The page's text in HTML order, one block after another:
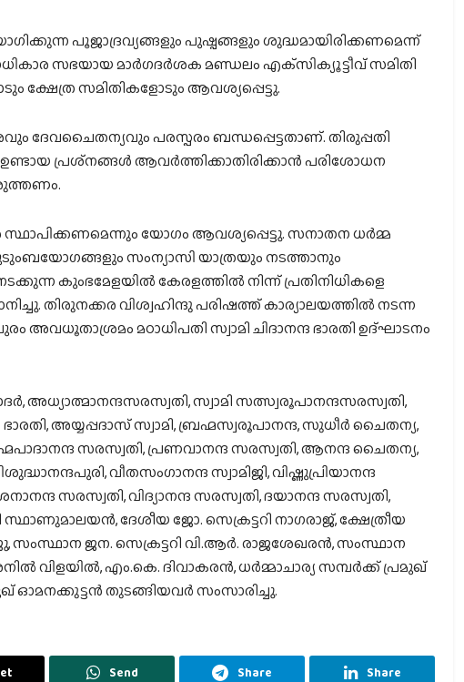
പൂജാദ്രവ്യങ്ങളും പുഷ്പങ്ങളും ശുദ്ധമായിരിക്കണമെന്ന്
സഭയായ മാര്‍ഗദര്‍ശക മണ്ഡലം എക്‌സിക്യൂട്ടീവ് സമിതി
സമിതികളോടും ആവശ്യപ്പെട്ടു.
ദേവചൈതന്യവും പരസ്പരം ബന്ധപ്പെട്ടതാണ്. തിരുപ്പതി
പ്രശ്‌നങ്ങള്‍ ആവര്‍ത്തിക്കാതിരിക്കാന്‍ പരിശോധന
യോഗം ആവശ്യപ്പെട്ടു. സനാതന ധര്‍മ്മ
സംന്യാസി യാത്രയും നടത്താനും
കുംഭമേളയില്‍ കേരളത്തില്‍ നിന്ന് പ്രതിനിധികളെ
തിരുനക്കര വിശ്വഹിന്ദു പരിഷത്ത് കാര്യാലയത്തില്‍ നടന്ന
അവധൂതാശ്രമം മഠാധിപതി സ്വാമി ചിദാനന്ദ ഭാരതി ഉദ്ഘാടനം
അധ്യാത്മാനന്ദസരസ്വതി, സ്വാമി സത്സ്വരൂപാനന്ദസരസ്വതി,
അയ്യപ്പദാസ് സ്വാമി, ബ്രഹ്മസ്വരൂപാനന്ദ, സുധീര്‍ ചൈതന്യ,
സരസ്വതി, പ്രണവാനന്ദ സരസ്വതി, ആനന്ദ ചൈതന്യ,
വീതസംഗാനന്ദ സ്വാമിജി, വിഷ്ണുപ്രിയാനന്ദ
സരസ്വതി, വിദ്യാനന്ദ സരസ്വതി, ദയാനന്ദ സരസ്വതി,
സ്ഥാണുമാലയന്‍, ദേശീയ ജോ. സെക്രട്ടറി നാഗരാജ്, ക്ഷേത്രീയ
സംസ്ഥാന ജന. സെക്രട്ടറി വി.ആര്‍. രാജശേഖരന്‍, സംസ്ഥാന
വിളയില്‍, എം.കെ. ദിവാകരന്‍, ധര്‍മ്മാചാര്യ സമ്പര്‍ക്ക് പ്രമുഖ്
ഓമനക്കുട്ടന്‍ തുടങ്ങിയവര്‍ സംസാരിച്ചു.
Send Share Share